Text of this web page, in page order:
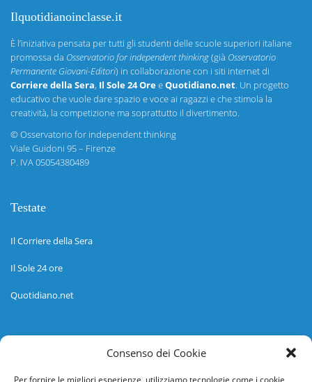
Consenso dei Cookie
Per fornire le migliori esperienze, utilizziamo tecnologie come i cookie
Ilquotidianoinclasse.it
È l’iniziativa pensata per tutti gli studenti delle scuole superiori italiane
promossa da Osservatorio for independent thinking(già Osservatorio
Permanente Giovani-Editori) in collaborazione con i siti internet di
Corriere della Sera, Il Sole 24 OreeQuotidiano.net. Un progetto
educativo che vuole dare spazio e voce ai ragazzi e che stimola la
creatività, la competizione ma soprattutto il divertimento.
©Osservatorio for independent thinking
Viale Guidoni 95 – Firenze
P. IVA 05054380489
Testate
Il Corriere della Sera
Il Sole 24 ore
Quotidiano.net
Informazioni